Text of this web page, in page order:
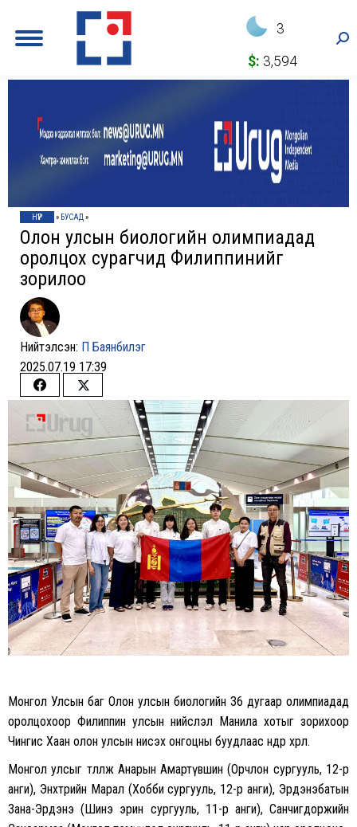
3
$: 3,594
НҮҮР » БУСАД »
Олон улсын биологийн олимпиадад
оролцох сурагчид Филиппинийг
зорилоо
Нийтэлсэн: П Баянбилэг
2025.07.19 17:39
Share
on
Facebook
Share
on
Twitter
Монгол Улсын баг Олон улсын биологийн 36 дугаар олимпиадад
оролцохоор Филиппин улсын нийслэл Манила хотыг зорихоор
Чингис Хаан олон улсын нисэх онгоцны буудлаас өнөөдөр хөөрлөө.
Монгол улсыг төлөөлж Анарын Амартүвшин (Орчлон сургууль, 12-р
анги), Энхтөрийн Марал (Хобби сургууль, 12-р анги), Эрдэнэбатын
Зана-Эрдэнэ (Шинэ эрин сургууль, 11-р анги), Санчигдоржийн